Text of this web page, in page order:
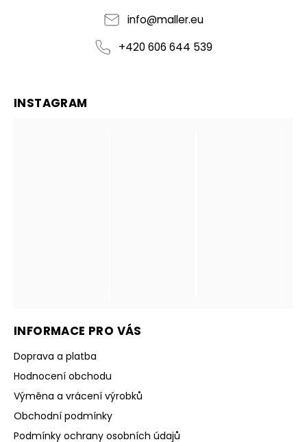
info@maller.eu
+420 606 644 539
INFORMACE PRO VÁS
Doprava a platba
Hodnocení obchodu
Výměna a vrácení výrobků
Obchodní podmínky
Podmínky ochrany osobních údajů
INSTAGRAM